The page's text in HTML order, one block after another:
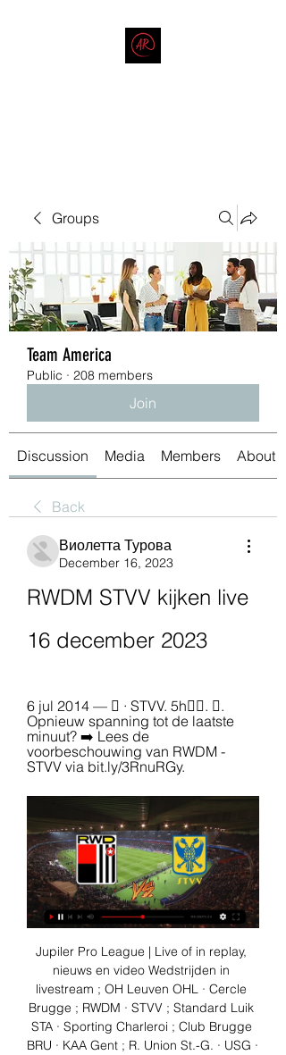
Groups
Team America
Public · 208 members
Join
Discussion Media Members About
Back
Виолетта Турова
December 16, 2023
RWDM STVV kijken live
16 december 2023
6 jul 2014 — 󰤧 · STVV. 5h󰞋󰟠. 󰟝.
Opnieuw spanning tot de laatste
minuut? ➡️ Lees de
voorbeschouwing van RWDM -
STVV via bit.ly/3RnuRGy.
Jupiler Pro League | Live of in replay,
nieuws en video Wedstrijden in
livestream ; OH Leuven OHL · Cercle
Brugge ; RWDM · STVV ; Standard Luik
STA · Sporting Charleroi ; Club Brugge
BRU · KAA Gent ; R. Union St.-G. · USG ·